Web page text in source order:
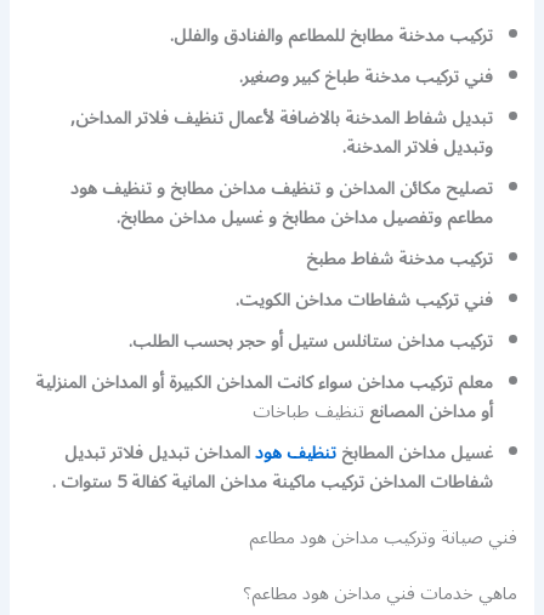
تركيب مدخنة مطابخ للمطاعم والفنادق والفلل.
فني تركيب مدخنة طباخ كبير وصغير.
تبديل شفاط المدخنة بالاضافة لأعمال تنظيف فلاتر المداخن,
وتبديل فلاتر المدخنة.
تصليح مكائن المداخن و تنظيف مداخن مطابخ و تنظيف هود
مطاعم وتفصيل مداخن مطابخ و غسيل مداخن مطابخ.
تركيب مدخنة شفاط مطبخ
فني تركيب شفاطات مداخن الكويت.
تركيب مداخن ستانلس ستيل أو حجر بحسب الطلب.
معلم تركيب مداخن سواء كانت المداخن الكبيرة أو المداخن المنزلية
أو مداخن المصانعتنظيف طباخات
غسيل مداخن المطابختنظيف هودالمداخن تبديل فلاتر تبديل
شفاطات المداخن تركيب ماكينة مداخن المانية كفالة 5 ستوات .
فني صيانة وتركيب مداخن هود مطاعم
ماهي خدمات فني مداخن هود مطاعم؟